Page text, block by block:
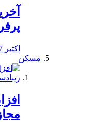
اکتبر 17, 2019
مسکن